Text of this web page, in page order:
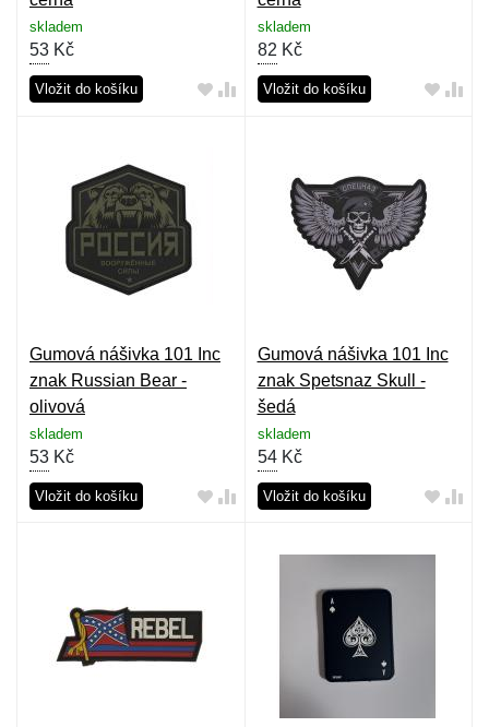
skladem
53 Kč
Vložit do košíku
skladem
82 Kč
Vložit do košíku
Gumová nášivka 101 Inc
znak Russian Bear -
olivová
skladem
53 Kč
Vložit do košíku
Gumová nášivka 101 Inc
znak Spetsnaz Skull -
šedá
skladem
54Kč
Vložit do košíku